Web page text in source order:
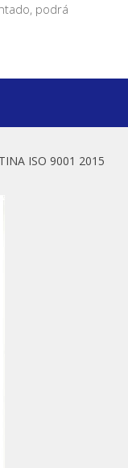
podrá
ISO 9001 2015